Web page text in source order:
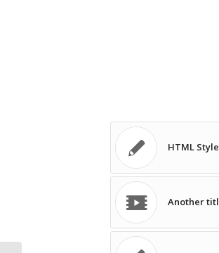
HTML
Another